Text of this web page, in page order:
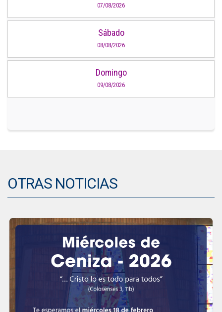
07/08/2026
Sábado
08/08/2026
Domingo
09/08/2026
OTRAS NOTICIAS